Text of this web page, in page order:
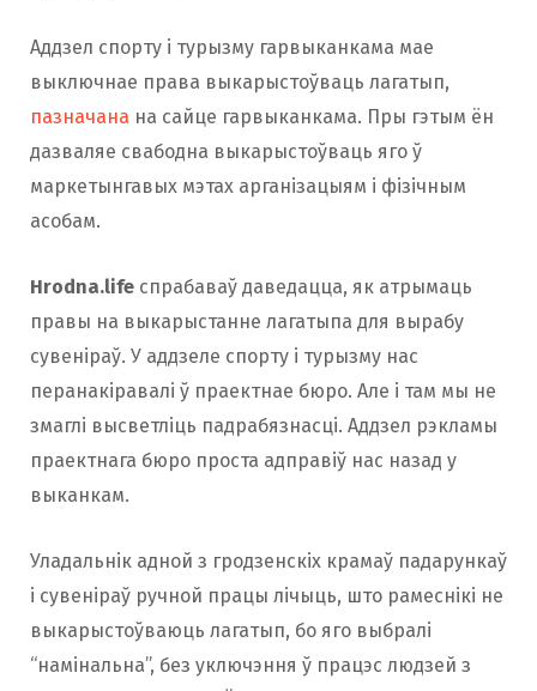
Аддзел спорту і турызму гарвыканкама мае
выключнае права выкарыстоўваць лагатып,
пазначана на сайце гарвыканкама. Пры гэтым ён
дазваляе свабодна выкарыстоўваць яго ў
маркетынгавых мэтах арганізацыям і фізічным
асобам.
Hrodna.life спрабаваў даведацца, як атрымаць
правы на выкарыстанне лагатыпа для вырабу
сувеніраў. У аддзеле спорту і турызму нас
перанакіравалі ў праектнае бюро. Але і там мы не
змаглі высветліць падрабязнасці. Аддзел рэкламы
праектнага бюро проста адправіў нас назад у
выканкам.
Уладальнік адной з гродзенскіх крамаў падарункаў
і сувеніраў ручной працы лічыць, што рамеснікі не
выкарыстоўваюць лагатып, бо яго выбралі
“намінальна”, без уключэння ў працэс людзей з